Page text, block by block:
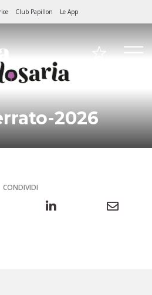
Club Papillon Le App
2026
CONDIVIDI